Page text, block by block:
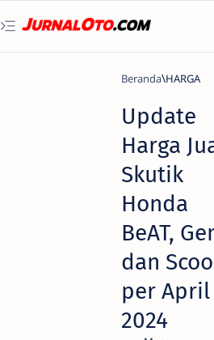
Beranda HARGA
Update
Harga
Skutik
Honda
BeAT,
dan
per April
2024